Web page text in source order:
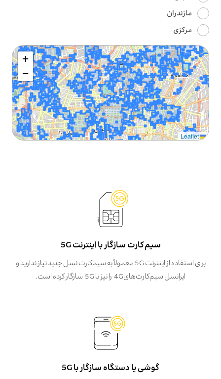
مازندران
مرکزی
+
−
Leaflet
سیم‌کارت سازگار با اینترنت 5G
برای استفاده از اینترنت 5G معمولاً به سیم‌کارت نسل جدید نیاز ندارید و
ایرانسل سیم‌کارت‌های4G را نیز با 5G سازگار کرده‌ است.
گوشی یا دستگاه سازگار با 5G